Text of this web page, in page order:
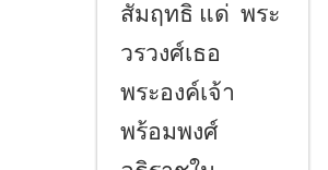
สัมฤทธิ แด่ พระ
วรวงศ์เธอ
พระองค์เจ้า
พร้อมพงศ์